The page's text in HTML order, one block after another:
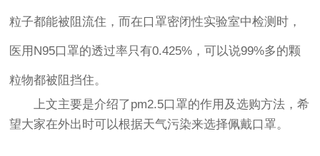
粒子都能被阻流住，而在口罩密闭性实验室中检测时，
医用N95口罩的透过率只有0.425%，可以说99%多的颗
粒物都被阻挡住。
上文主要是介绍了pm2.5口罩的作用及选购方法，希
望大家在外出时可以根据天气污染来选择佩戴口罩。